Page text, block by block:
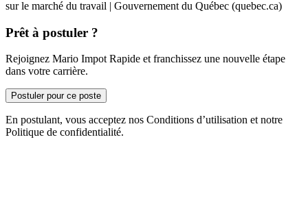
sur le marché du travail | Gouvernement du Québec (quebec.ca)
Prêt à postuler ?
Rejoignez Mario Impot Rapide et franchissez une nouvelle étape
dans votre carrière.
Postuler pour ce poste
En postulant, vous acceptez nos Conditions d’utilisation et notre
Politique de confidentialité.